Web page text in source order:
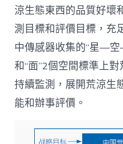
涼生態東西的品質好壞
測目標和評價目標，充
中傳感器收集的“星—空
和“面”2個空間標準上
持續監測，展開荒涼生
能和辦事評價。